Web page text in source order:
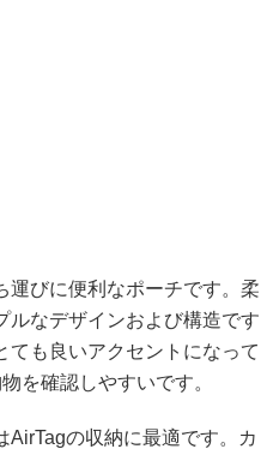
運びに便利なポーチです。柔
ルなデザインおよび構造です
ても良いアクセントになって
を確認しやすいです。
の収納に最適です。カ